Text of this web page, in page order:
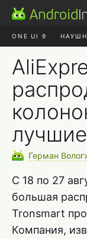
ONE UI 9
Герман
С 18 по 27
большая
Tronsmart
Компания,